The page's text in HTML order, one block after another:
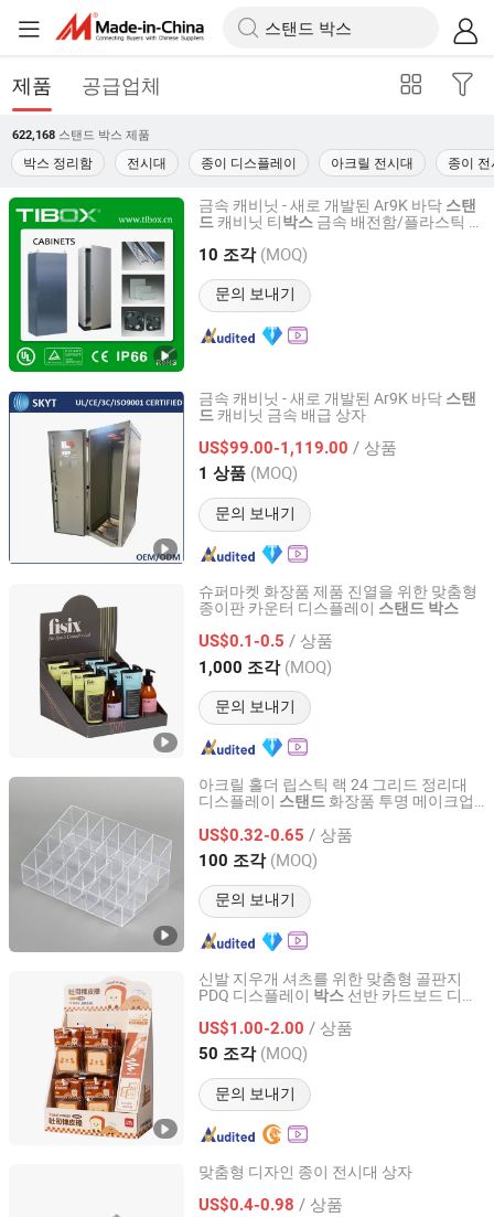
제품 공급업체
622,168 스탠드 박스 제품
박스 정리함 전시대 종이 디스플레이 아크릴 전시대 종이
금속 캐비닛 - 새로 개발된 Ar9K 바닥 스탠
드 캐비닛 티박스 금속 배전함/플라스틱 인
10 조각 (MOQ)
문의 보내기
Zhejiang Tianqi Electric Co., Ltd.
Zhejiang, China 이후 2006
금속 캐비닛 - 새로 개발된 Ar9K 바닥 스탠
드 캐비닛 금속 배급 상자
US$99.00-1,119.00 / 상품
1 상품 (MOQ)
문의 보내기
Hebei Shouke Yuantuo Technology Co., Ltd.
Hebei, China 이후 2022
슈퍼마켓 화장품 제품 진열을 위한 맞춤형
종이판 카운터 디스플레이 스탠드 박스
US$0.1-0.5 / 상품
1,000 조각 (MOQ)
문의 보내기
Guangzhou Yison Printing Co., Ltd.
Guangdong, China 이후 2024
아크릴 홀더 립스틱 랙 24 그리드 정리대
디스플레이 스탠드 화장품 투명 메이크업
US$0.32-0.65 / 상품
100 조각 (MOQ)
문의 보내기
Ningbo Tyj Industry and Trade Co., Ltd
Zhejiang, China 이후 2025
신발 지우개 셔츠를 위한 맞춤형 골판지
PDQ 디스플레이 박스 선반 카드보드 디스
US$1.00-2.00 / 상품
50 조각 (MOQ)
문의 보내기
Guochuang Weida (Shenzhen) Technology Co., Ltd.
Guangdong, China 이후 2025
맞춤형 디자인 종이 전시대 상자
US$0.4-0.98 / 상품
Shanghai Coffe Packing Group Co., Ltd.